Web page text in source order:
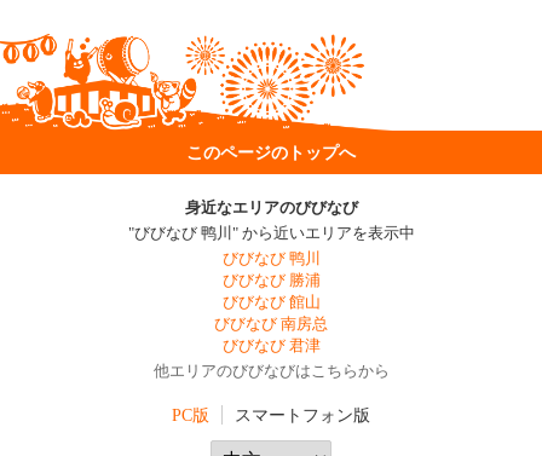
このページのトップへ
身近なエリアのびびなび
"びびなび 鸭川" から近いエリアを表示中
びびなび 鸭川
びびなび 勝浦
びびなび 館山
びびなび 南房总
びびなび 君津
他エリアのびびなびはこちらから
PC版 スマートフォン版